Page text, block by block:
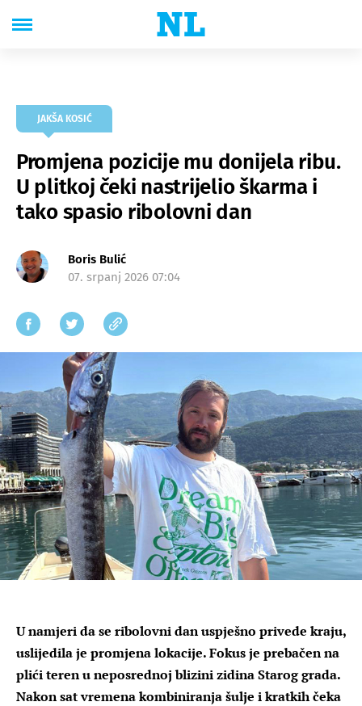
JAKŠA KOSIĆ
Promjena pozicije mu donijela ribu.
U plitkoj čeki nastrijelio škarma i
tako spasio ribolovni dan
Boris Bulić
07. srpanj 2026 07:04
U namjeri da se ribolovni dan uspješno privede kraju,
uslijedila je promjena lokacije. Fokus je prebačen na
plići teren u neposrednoj blizini zidina Starog grada.
Nakon sat vremena kombiniranja šulje i kratkih čeka